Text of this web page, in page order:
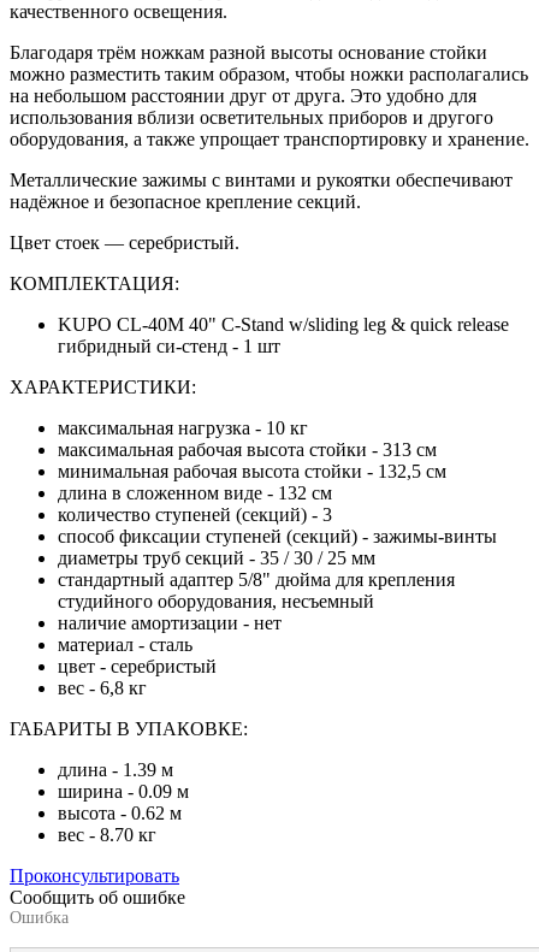
качественного освещения.
Благодаря трём ножкам разной высоты основание стойки
можно разместить таким образом, чтобы ножки располагались
на небольшом расстоянии друг от друга. Это удобно для
использования вблизи осветительных приборов и другого
оборудования, а также упрощает транспортировку и хранение.
Металлические зажимы с винтами и рукоятки обеспечивают
надёжное и безопасное крепление секций.
Цвет стоек — серебристый.
КОМПЛЕКТАЦИЯ:
KUPO CL-40M 40" C-Stand w/sliding leg & quick release
гибридный си-стенд - 1 шт
ХАРАКТЕРИСТИКИ:
максимальная нагрузка - 10 кг
максимальная рабочая высота стойки - 313 см
минимальная рабочая высота стойки - 132,5 см
длина в сложенном виде - 132 см
количество ступеней (секций) - 3
способ фиксации ступеней (секций) - зажимы-винты
диаметры труб секций - 35 / 30 / 25 мм
стандартный адаптер 5/8" дюйма для крепления
студийного оборудования, несъемный
наличие амортизации - нет
материал - сталь
цвет - серебристый
вес - 6,8 кг
ГАБАРИТЫ В УПАКОВКЕ:
длина - 1.39 м
ширина - 0.09 м
высота - 0.62 м
вес - 8.70 кг
Проконсультировать
Сообщить об ошибке
Ошибка